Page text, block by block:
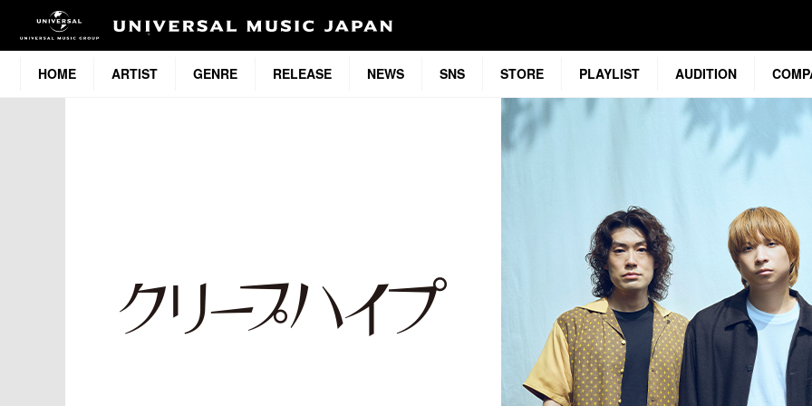
HOME ARTIST GENRE RELEASE NEWS SNS STORE PLAYLIST AUDITION